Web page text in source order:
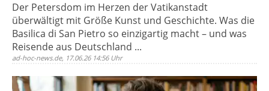
Der Petersdom im Herzen der Vatikanstadt
überwältigt mit Größe Kunst und Geschichte. Was die
Basilica di San Pietro so einzigartig macht – und was
Reisende aus Deutschland ...
ad-hoc-news.de, 17.06.26 14:56 Uhr